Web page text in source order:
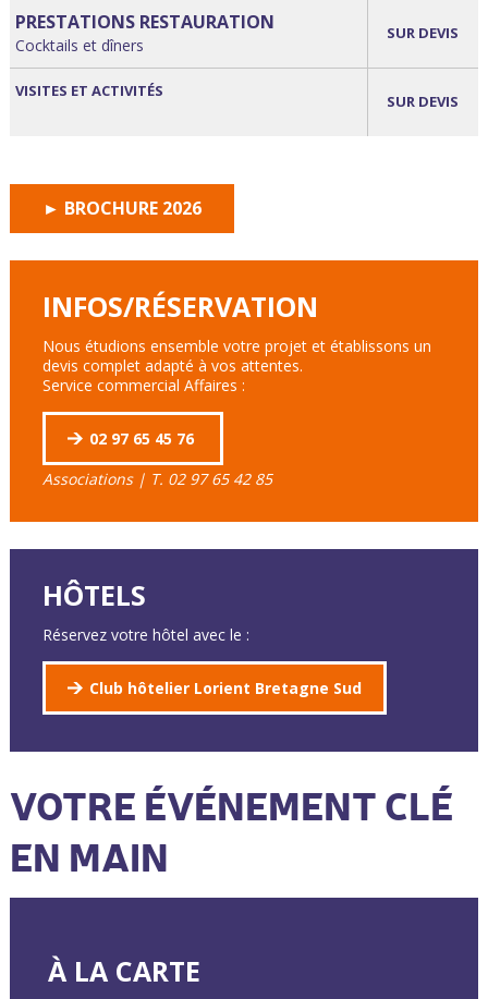
PRESTATIONS RESTAURATION
Cocktails et dîners
SUR DEVIS
VISITES ET ACTIVITÉS
SUR DEVIS
► BROCHURE 2026
INFOS/RÉSERVATION
Nous étudions ensemble votre projet et établissons un
devis complet adapté à vos attentes.
Service commercial Affaires :
02 97 65 45 76
Associations | T. 02 97 65 42 85
HÔTELS
Réservez votre hôtel avec le :
Club hôtelier Lorient Bretagne Sud
VOTRE ÉVÉNEMENT CLÉ
EN MAIN
À LA CARTE